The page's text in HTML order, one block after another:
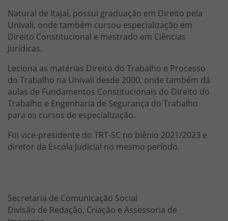
Natural de Itajaí, possui graduação em Direito pela
Univali, onde também cursou especialização em
Direito Constitucional e mestrado em Ciências
Jurídicas.
Leciona as matérias Direito do Trabalho e Processo
do Trabalho na Univali desde 2000, onde também dá
aulas de Fundamentos Constitucionais do Direito do
Trabalho e Engenharia de Segurança do Trabalho
para os cursos de especialização.
Foi vice-presidente do TRT-SC no biênio 2021/2023 e
diretor da Escola Judicial no mesmo período.
Secretaria de Comunicação Social
Divisão de Redação, Criação e Assessoria de